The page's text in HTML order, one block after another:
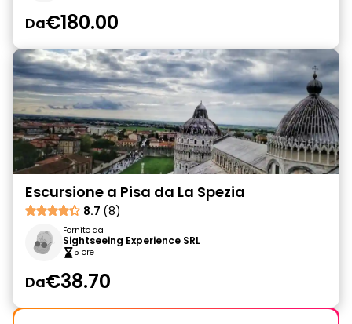
Da€180.00
Escursione a Pisa da La Spezia
8.7 (8)
Fornito da
Sightseeing Experience SRL
5 ore
Da€38.70